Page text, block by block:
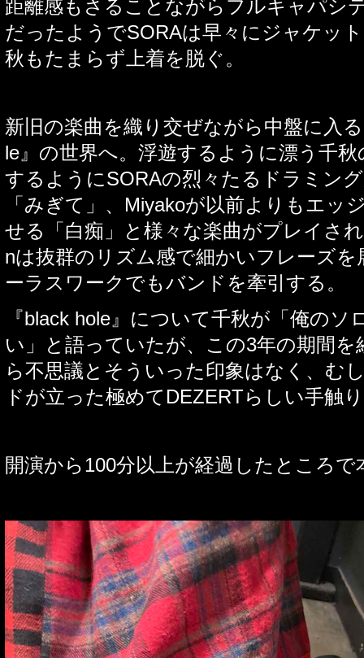
距離感もさることながらフルキャパシ
だったようでSORAは早々にジャケッ
秋もたまらず上着を脱ぐ。
新旧の楽曲を織り交ぜながら中盤に入
le 』の世界へ。浮遊するように漂う千
するようにSORAの烈々たるドラミン
「みぎて」、 Miyakoが以前よりもエッ
せる「白痴」と様々な楽曲がプレイさ
nは抜群のリズム感で細かいフレーズ
ーラスワークでもバンドを牽引する 。
『black hole 』について千秋が「俺のソ
い」と語っていたが、この3年の期間を
ら不思議とそういった印象はなく、む
ドが立った極めて DEZERTらしい手触
開演から100分以上が経過したところで